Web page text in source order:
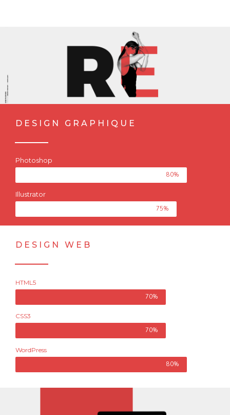
DESIGN GRAPHIQUE
Photoshop
80%
Illustrator
75%
DESIGN WEB
HTML5
70%
CSS3
70%
WordPress
80%